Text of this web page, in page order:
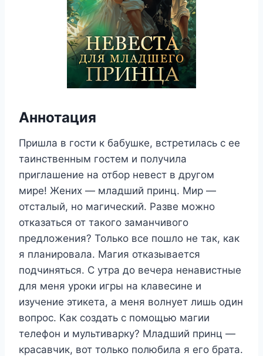
Аннотация
Пришла в гости к бабушке, встретилась с ее
таинственным гостем и получила
приглашение на отбор невест в другом
мире! Жених — младший принц. Мир —
отсталый, но магический. Разве можно
отказаться от такого заманчивого
предложения? Только все пошло не так, как
я планировала. Магия отказывается
подчиняться. С утра до вечера ненавистные
для меня уроки игры на клавесине и
изучение этикета, а меня волнует лишь один
вопрос. Как создать с помощью магии
телефон и мультиварку? Младший принц —
красавчик, вот только полюбила я его брата.